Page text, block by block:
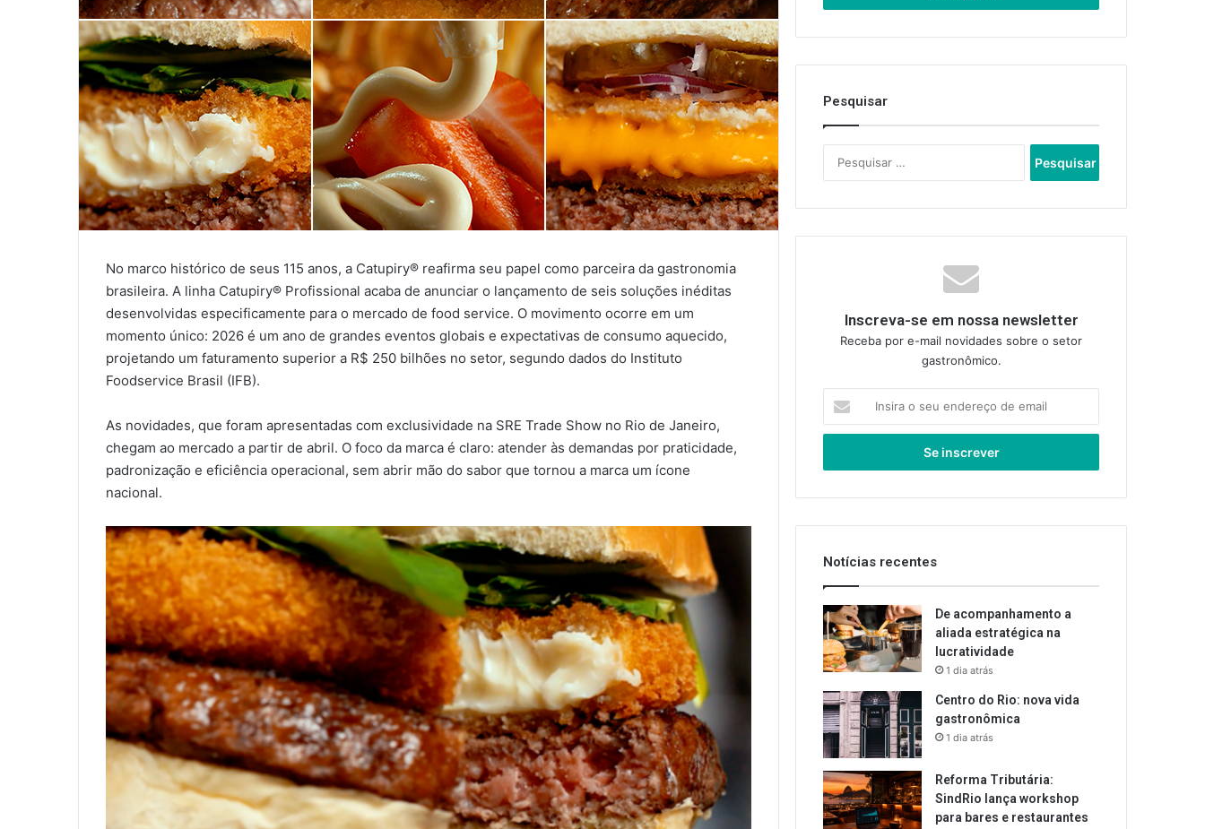
No marco histórico de seus 115 anos, a Catupiry® reafirma seu papel como parceira da gastronomia
brasileira. A linha Catupiry® Profissional acaba de anunciar o lançamento de seis soluções inéditas
desenvolvidas especificamente para o mercado de food service. O movimento ocorre em um
momento único: 2026 é um ano de grandes eventos globais e expectativas de consumo aquecido,
projetando um faturamento superior a R$ 250 bilhões no setor, segundo dados do Instituto
Foodservice Brasil (IFB).
As novidades, que foram apresentadas com exclusividade na SRE Trade Show no Rio de Janeiro,
chegam ao mercado a partir de abril. O foco da marca é claro: atender às demandas por praticidade,
padronização e eficiência operacional, sem abrir mão do sabor que tornou a marca um ícone
nacional.
Pesquisar
por:
Inscreva-se em nossa newsletter
Receba por e-mail novidades sobre o setor
gastronômico.
seu
de
Notícias recentes
De acompanhamento a
aliada estratégica na
lucratividade
1 dia atrás
Centro do Rio: nova vida
gastronômica
1 dia atrás
Reforma Tributária:
SindRio lança workshop
para bares e restaurantes